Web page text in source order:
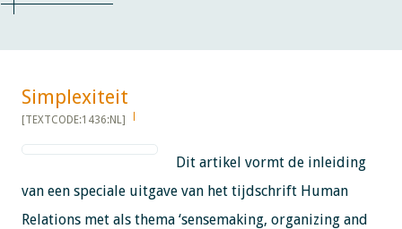
Simplexiteit​​​​​​
[TEXTCODE:1436:NL]
Dit artikel vormt de inleiding
van een speciale uitgave van het tijdschrift Human
Relations met als thema ‘sensemaking, organizing and